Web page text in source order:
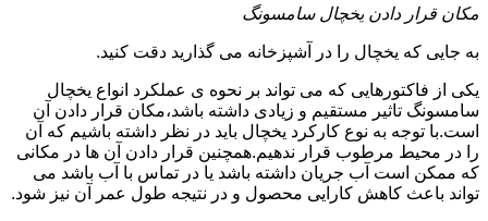
مکان قرار دادن یخچال سامسونگ
به جایی که یخچال را در آشپزخانه می گذارید دقت کنید.
یکی از فاکتورهایی که می تواند بر نحوه ی عملکرد انواع یخچال
سامسونگ تاثیر مستقیم و زیادی داشته باشد،مکان قرار دادن آن
است.با توجه به نوع کارکرد یخچال باید در نظر داشته باشیم که آن
را در محیط مرطوب قرار ندهیم.همچنین قرار دادن آن ها در مکانی
که ممکن است آب جریان داشته باشد یا در تماس با آب باشد می
تواند باعث کاهش کارایی محصول و در نتیجه طول عمر آن نیز شود.